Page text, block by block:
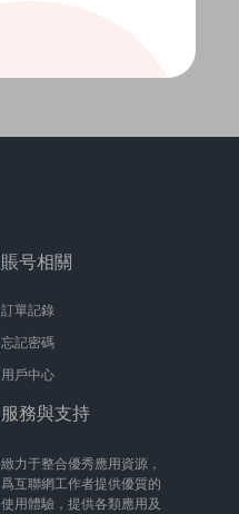
賬号相關
訂單記錄
忘記密碼
用戶中心
服務與支持
緻力于整合優秀應用資源，
爲互聯網工作者提供優質的
使用體驗，提供各類應用及